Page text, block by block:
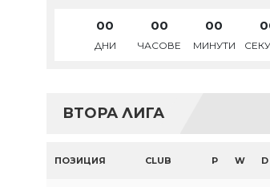
00
ДНИ
00
ЧАСОВЕ
00
МИНУТИ
ВТОРА ЛИГА
ПОЗИЦИЯ CLUB P W D